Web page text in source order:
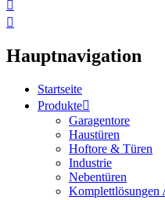
Hauptnavigation
Startseite
Produkte
Garagentore
Haustüren
Hoftore & Türen
Industrie
Nebentüren
Komplettlösungen